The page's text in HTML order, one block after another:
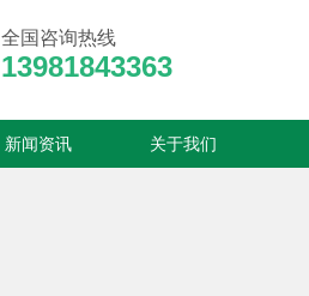
全国咨询热线
13981843363
新闻资讯 关于我们